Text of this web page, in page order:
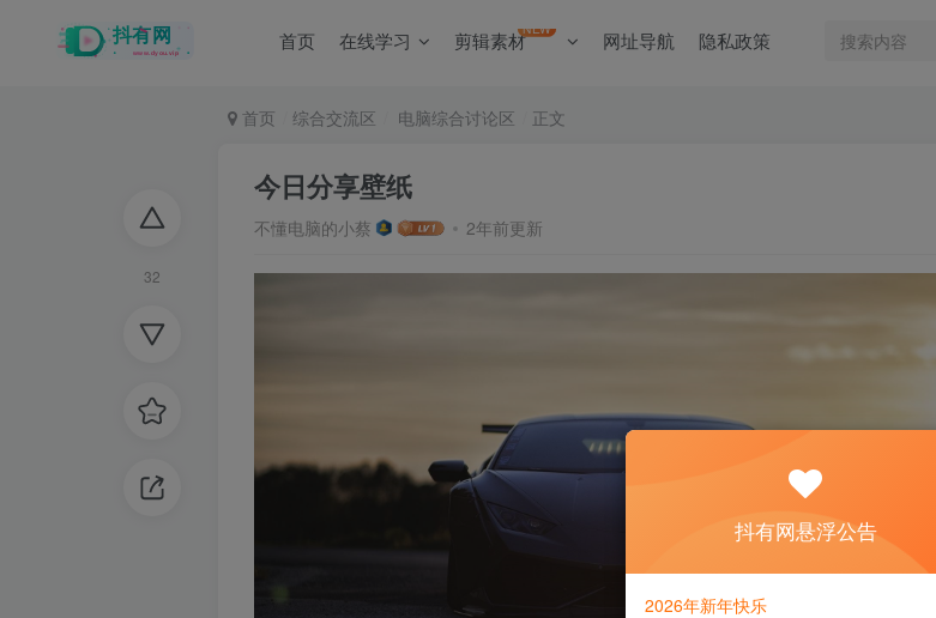
首页 在线学习 剪辑素材NEW 网址导航 隐私政策
32
首页 综合交流区 电脑综合讨论区 正文
今日分享壁纸
不懂电脑的小蔡 2年前更新
抖有网悬浮公告
2026年新年快乐